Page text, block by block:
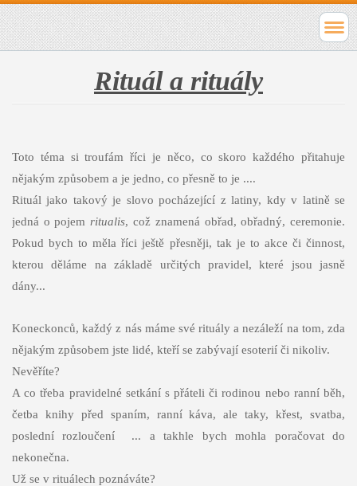
Rituál a rituály
Toto téma si troufám říci je něco, co skoro každého přitahuje
nějakým způsobem a je jedno, co přesně to je ....
Rituál jako takový je slovo pocházející z latiny, kdy v latině se
jedná o pojem ritualis, což znamená obřad, obřadný, ceremonie.
Pokud bych to měla říci ještě přesněji, tak je to akce či činnost,
kterou děláme na základě určitých pravidel, které jsou jasně
dány...
Koneckonců, každý z nás máme své rituály a nezáleží na tom, zda
nějakým způsobem jste lidé, kteří se zabývají esoterií či nikoliv.
Nevěříte?
A co třeba pravidelné setkání s přáteli či rodinou nebo ranní běh,
četba knihy před spaním, ranní káva, ale taky, křest, svatba,
poslední rozloučení ... a takhle bych mohla poračovat do
nekonečna.
Už se v rituálech poznáváte?